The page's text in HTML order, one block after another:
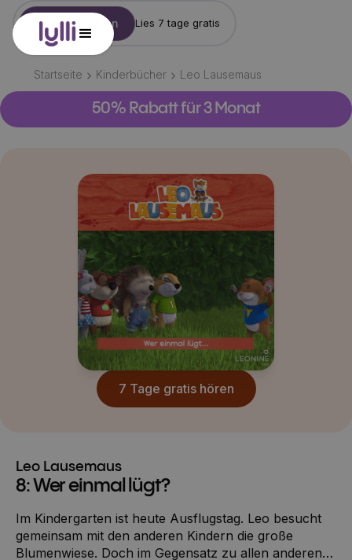
Konto erstellen Lies 7 tage gratis
Startseite Kinderbücher Leo Lausemaus
50% Rabatt für 3 Monat
7 Tage gratis hören
Leo Lausemaus
8: Wer einmal lügt?
Im Kindergarten ist heute Ausflugstag. Leo besucht
gemeinsam mit den anderen Kindern die große
Blumenwiese. Doch im Gegensatz zu allen anderen,